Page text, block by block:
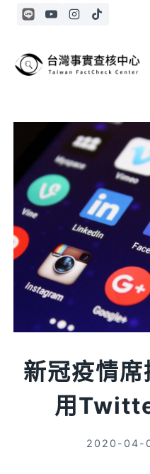
Skip
新冠疫情
用
2020-04-